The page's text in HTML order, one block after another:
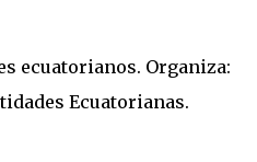
ecuatorianos. Organiza:
Ecuatorianas.